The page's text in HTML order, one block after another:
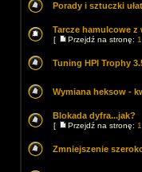
Porady i sztuczki
Tarcze hamulcowe z
[ Przejdź na stronę: 1
Tuning HPI Trophy
Wymiana heksow -
Blokada dyfra...jak?
[ Przejdź na stronę: 1
Zmniejszenie